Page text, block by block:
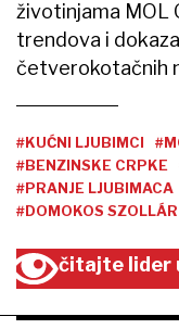
životinjama MOL
trendova i
četverokotačnih
#KUĆNI LJUBIMCI
#BENZINSKE CRPKE
#PRANJE LJUBIMACA
#DOMOKOS SZOLLÁR
čitajte lider